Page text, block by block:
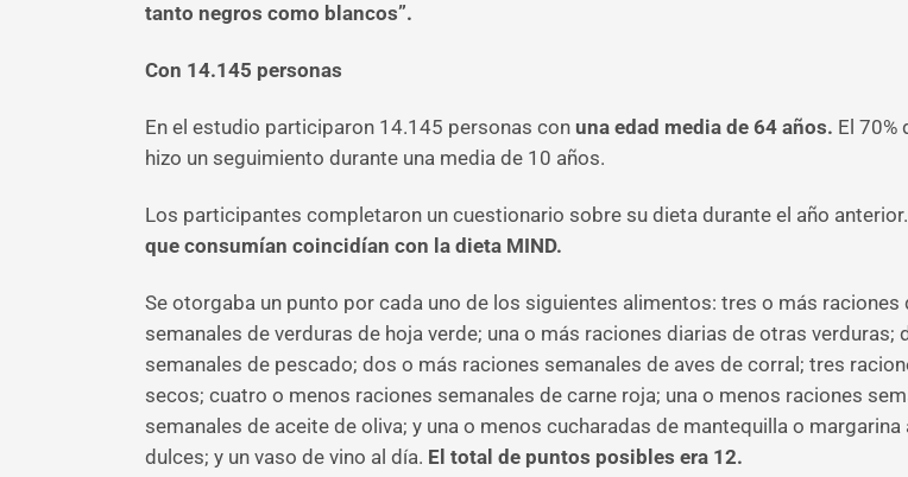
tanto negros como blancos”.
Con 14.145 personas
En el estudio participaron 14.145 personas con una edad media de 64 años. El 70%
hizo un seguimiento durante una media de 10 años.
Los participantes completaron un cuestionario sobre su dieta durante el año
que consumían coincidían con la dieta MIND.
Se otorgaba un punto por cada uno de los siguientes alimentos: tres o más
semanales de verduras de hoja verde; una o más raciones diarias de otras
semanales de pescado; dos o más raciones semanales de aves de corral; tres
secos; cuatro o menos raciones semanales de carne roja; una o menos raciones
semanales de aceite de oliva; y una o menos cucharadas de mantequilla o
dulces; y un vaso de vino al día. El total de puntos posibles era 12.